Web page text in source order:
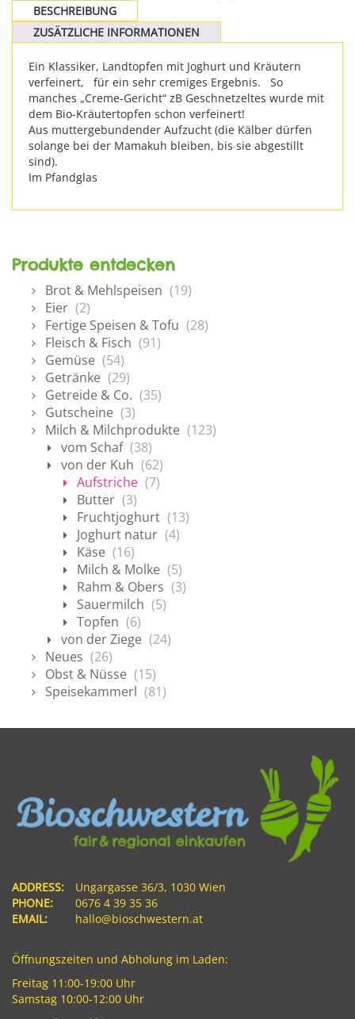
BESCHREIBUNG
ZUSÄTZLICHE INFORMATIONEN
Ein Klassiker, Landtopfen mit Joghurt und Kräutern
verfeinert, für ein sehr cremiges Ergebnis. So
manches „Creme-Gericht“ zB Geschnetzeltes wurde mit
dem Bio-Kräutertopfen schon verfeinert!
Aus muttergebundender Aufzucht (die Kälber dürfen
solange bei der Mamakuh bleiben, bis sie abgestillt
sind).
Im Pfandglas
Produkte entdecken
Brot & Mehlspeisen (19)
Eier (2)
Fertige Speisen & Tofu (28)
Fleisch & Fisch (91)
Gemüse (54)
Getränke (29)
Getreide & Co. (35)
Gutscheine (3)
Milch & Milchprodukte (123)
vom Schaf (38)
von der Kuh (62)
Aufstriche (7)
Butter (3)
Fruchtjoghurt (13)
Joghurt natur (4)
Käse (16)
Milch & Molke (5)
Rahm & Obers (3)
Sauermilch (5)
Topfen (6)
von der Ziege (24)
Neues (26)
Obst & Nüsse (15)
Speisekammerl (81)
ADDRESS:
Ungargasse 36/3, 1030 Wien
PHONE:
0676 4 39 35 36
EMAIL:
hallo@bioschwestern.at
Öffnungszeiten und Abholung im Laden:
Freitag 11:00-19:00 Uhr
Samstag 10:00-12:00 Uhr